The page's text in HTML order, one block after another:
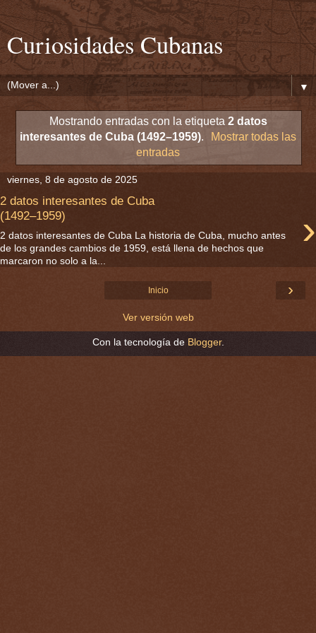
Curiosidades Cubanas
▼
Mostrando entradas con la etiqueta 2 datos
interesantes de Cuba (1492–1959).
Mostrar todas las
entradas
viernes, 8 de agosto de 2025
2 datos interesantes de Cuba
(1492–1959)
›
2 datos interesantes de Cuba La historia de Cuba, mucho antes
de los grandes cambios de 1959, está llena de hechos que
marcaron no solo a la...
›
Inicio
Ver versión web
Con la tecnología de Blogger.